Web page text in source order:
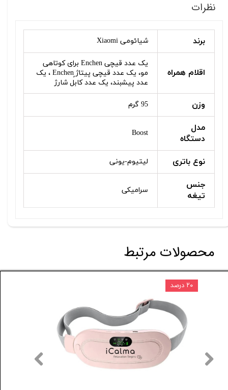
نظرات
برند شیائومی Xiaomi
اقلام همراه
یک عدد قیچی Enchen برای کوتاهی
مو، یک عدد قیچی پیتاژ ٍEnchen ، یک
عدد پیشبند، یک عدد کابل شارژ
وزن 95 گرم
مدل
دستگاه
Boost
نوع باتری لیتیوم-یونی
جنس
تیغه
سرامیکی
محصولات مرتبط
۲۰ درصد